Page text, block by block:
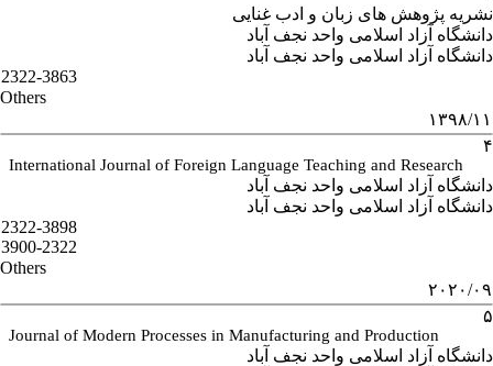
نشریه پژوهش های زبان و ادب غنایی
دانشگاه آزاد اسلامی واحد نجف آباد
دانشگاه آزاد اسلامی واحد نجف آباد
2322-3863
Others
۱۳۹۸/۱۱
۴
International Journal of Foreign Language Teaching and Research
دانشگاه آزاد اسلامی واحد نجف آباد
دانشگاه آزاد اسلامی واحد نجف آباد
2322-3898
3900-2322
Others
۲۰۲۰/۰۹
۵
Journal of Modern Processes in Manufacturing and Production
دانشگاه آزاد اسلامی واحد نجف آباد